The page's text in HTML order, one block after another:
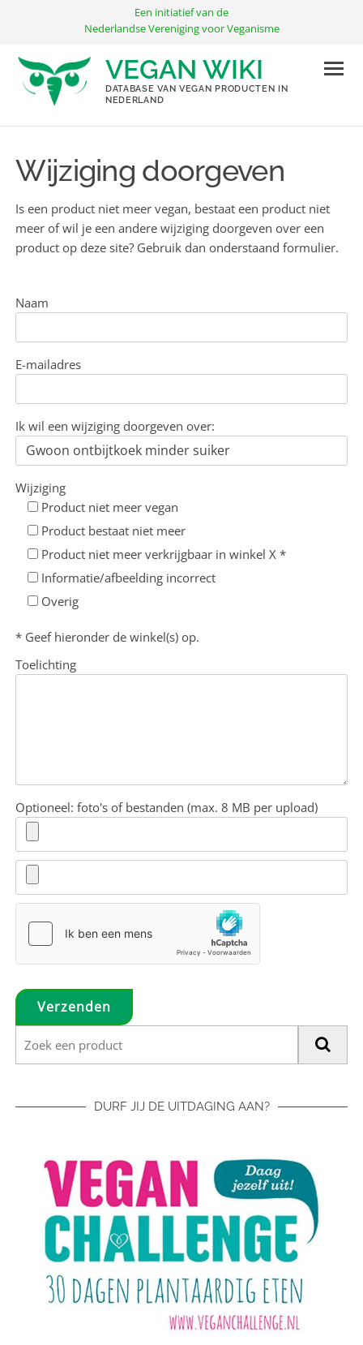
inhoud
Een initiatief van de
Nederlandse Vereniging voor Veganisme
VEGAN WIKI
DATABASE VAN VEGAN PRODUCTEN IN
NEDERLAND
Wijziging doorgeven
Is een product niet meer vegan, bestaat een product niet
meer of wil je een andere wijziging doorgeven over een
product op deze site? Gebruik dan onderstaand formulier.
Naam
E-mailadres
Ik wil een wijziging doorgeven over:
Wijziging
Product niet meer vegan
Product bestaat niet meer
Product niet meer verkrijgbaar in winkel X *
Informatie/afbeelding incorrect
Overig
* Geef hieronder de winkel(s) op.
Toelichting
Optioneel: foto's of bestanden (max. 8 MB per upload)
DURF JIJ DE UITDAGING AAN?